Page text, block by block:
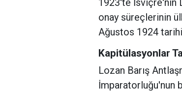
1923'te İsviçre'nin
onay süreçlerinin
Ağustos 1924
Kapitülasyonlar
Lozan Barış
İmparatorluğu'nun